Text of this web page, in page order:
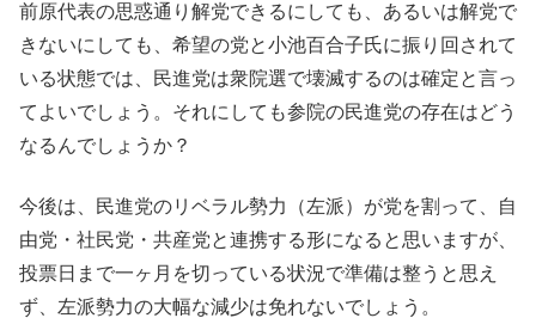
前原代表の思惑通り解党できるにしても、あるいは解党で
きないにしても、希望の党と小池百合子氏に振り回されて
いる状態では、民進党は衆院選で壊滅するのは確定と言っ
てよいでしょう。それにしても参院の民進党の存在はどう
なるんでしょうか？
今後は、民進党のリベラル勢力（左派）が党を割って、自
由党・社民党・共産党と連携する形になると思いますが、
投票日まで一ヶ月を切っている状況で準備は整うと思え
ず、左派勢力の大幅な減少は免れないでしょう。